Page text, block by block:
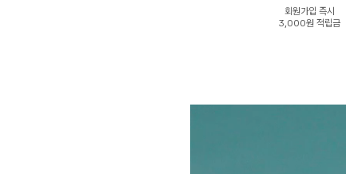
회원가입 즉시
3,000원 적립금